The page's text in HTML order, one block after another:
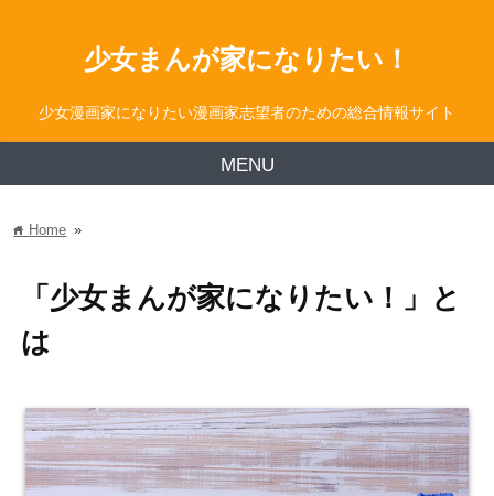
少女まんが家になりたい！
少女漫画家になりたい漫画家志望者のための総合情報サイト
MENU
home Home »
「少女まんが家になりたい！」と
は